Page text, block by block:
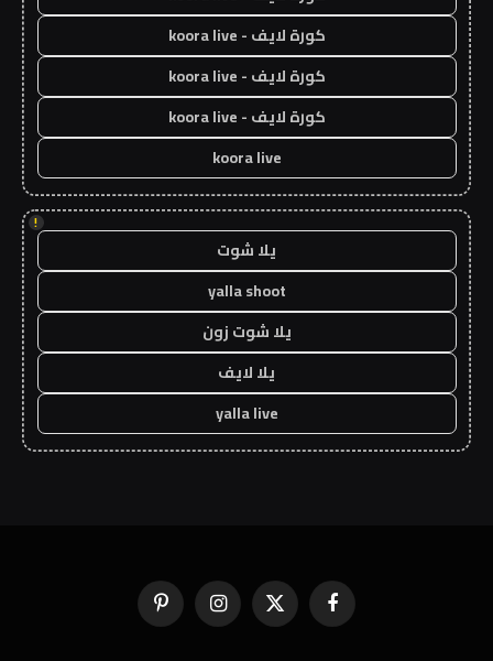
كورة لايف - koora live
كورة لايف - koora live
كورة لايف - koora live
koora live
!
يلا شوت
yalla shoot
يلا شوت زون
يلا لايف
yalla live
فيسبوك X
(Twitter)
الانستغرامبينتيريست